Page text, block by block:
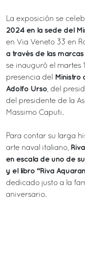
La exposición se
2024 en la sede del
en Via Veneto 33 en
a través de las
se inauguró el martes
presencia del
Ministro
Adolfo Urso , del
del presidente de la
Massimo Caputi.
Para contar su larga
arte naval italiano,
en escala de uno de
y el libro “Riva
dedicado justo a la
aniversario.